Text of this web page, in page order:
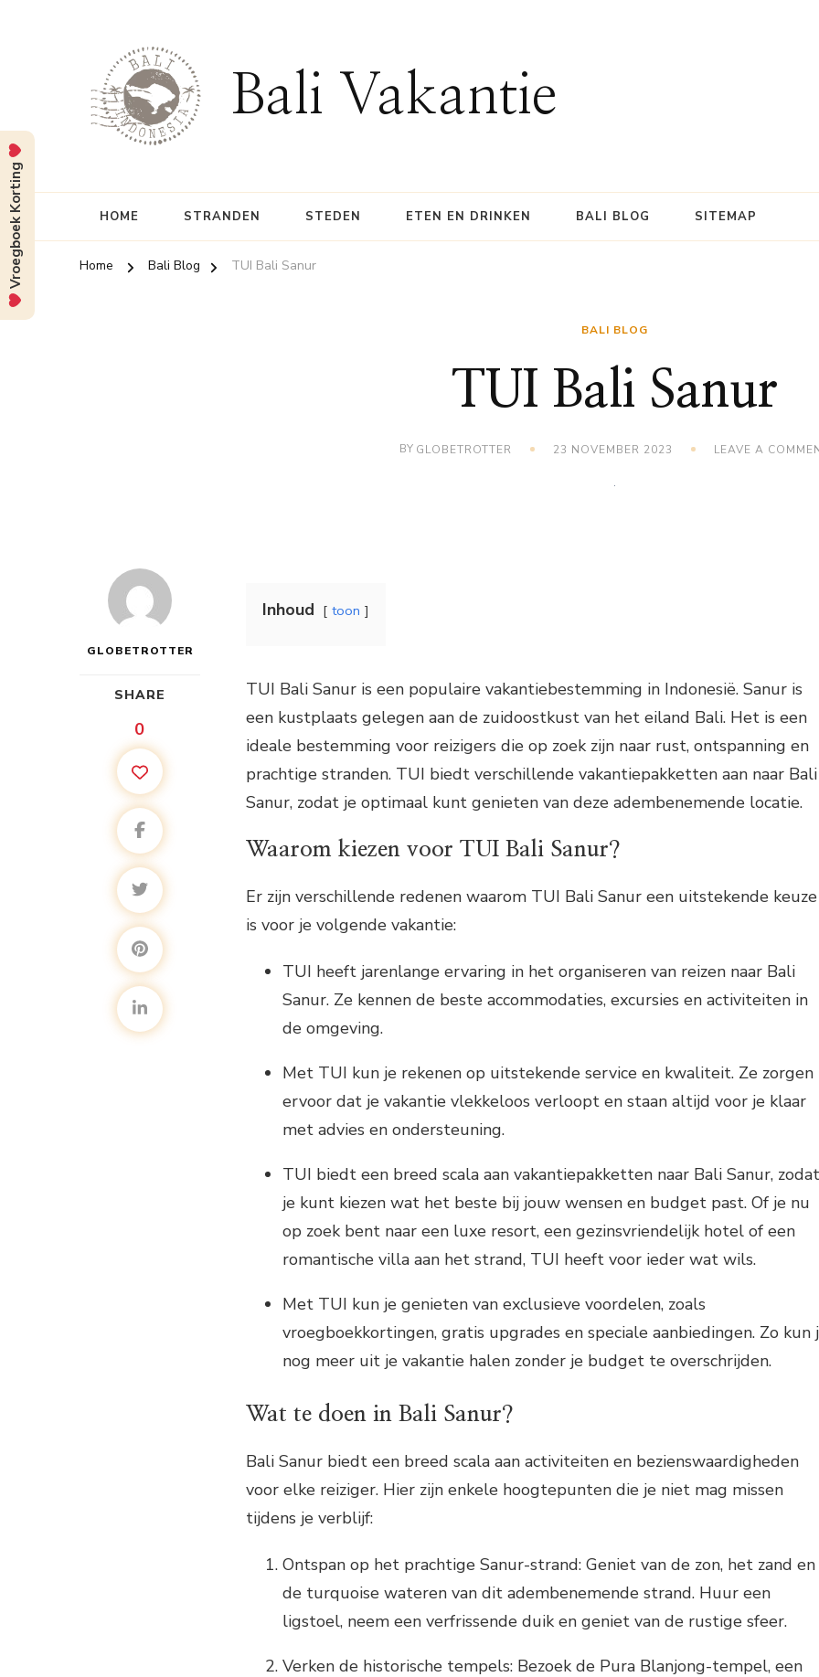
Bali Vakantie
HOME STRANDEN STEDEN ETEN EN DRINKEN BALI BLOG SITEMAP
Home Bali Blog TUI Bali Sanur
BALI BLOG
TUI Bali Sanur
BY GLOBETROTTER 23 NOVEMBER 2023 LEAVE A
GLOBETROTTER
SHARE
0
Inhoud toon
TUI Bali Sanur is een populaire vakantiebestemming in Indonesië. Sanur is
een kustplaats gelegen aan de zuidoostkust van het eiland Bali. Het is een
ideale bestemming voor reizigers die op zoek zijn naar rust, ontspanning en
prachtige stranden. TUI biedt verschillende vakantiepakketten aan naar Bali
Sanur, zodat je optimaal kunt genieten van deze adembenemende locatie.
Waarom kiezen voor TUI Bali Sanur?
Er zijn verschillende redenen waarom TUI Bali Sanur een uitstekende keuze
is voor je volgende vakantie:
TUI heeft jarenlange ervaring in het organiseren van reizen naar Bali
Sanur. Ze kennen de beste accommodaties, excursies en activiteiten in
de omgeving.
Met TUI kun je rekenen op uitstekende service en kwaliteit. Ze zorgen
ervoor dat je vakantie vlekkeloos verloopt en staan altijd voor je klaar
met advies en ondersteuning.
TUI biedt een breed scala aan vakantiepakketten naar Bali Sanur, zodat
je kunt kiezen wat het beste bij jouw wensen en budget past. Of je nu
op zoek bent naar een luxe resort, een gezinsvriendelijk hotel of een
romantische villa aan het strand, TUI heeft voor ieder wat wils.
Met TUI kun je genieten van exclusieve voordelen, zoals
vroegboekkortingen, gratis upgrades en speciale aanbiedingen. Zo kun
nog meer uit je vakantie halen zonder je budget te overschrijden.
Wat te doen in Bali Sanur?
Bali Sanur biedt een breed scala aan activiteiten en bezienswaardigheden
voor elke reiziger. Hier zijn enkele hoogtepunten die je niet mag missen
tijdens je verblijf:
Ontspan op het prachtige Sanur-strand: Geniet van de zon, het zand en
de turquoise wateren van dit adembenemende strand. Huur een
ligstoel, neem een verfrissende duik en geniet van de rustige sfeer.
Verken de historische tempels: Bezoek de Pura Blanjong-tempel, een
Vroegboek Korting